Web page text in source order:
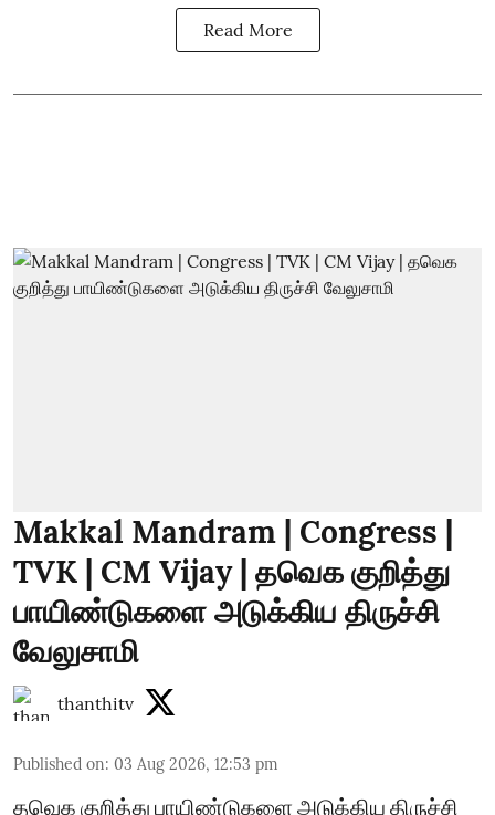
Read More
Makkal Mandram | Congress |
TVK | CM Vijay | தவெக குறித்து
பாயிண்டுகளை அடுக்கிய திருச்சி
வேலுசாமி
thanthitv
Published on: 03 Aug 2026, 12:53 pm
தவெக குறித்து பாயிண்டுகளை அடுக்கிய திருச்சி